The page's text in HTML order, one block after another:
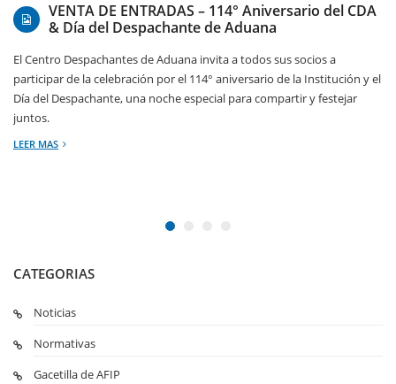
VENTA DE ENTRADAS – 114° Aniversario del CDA
& Día del Despachante de Aduana
El Centro Despachantes de Aduana invita a todos sus socios a
participar de la celebración por el 114° aniversario de la Institución y el
Día del Despachante, una noche especial para compartir y festejar
juntos.
LEER MAS
CATEGORIAS
Noticias
Normativas
Gacetilla de AFIP